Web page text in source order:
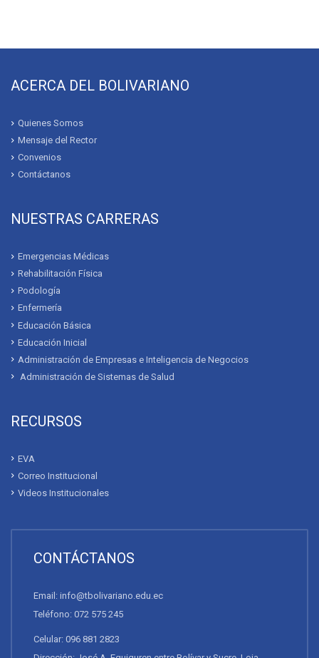
ACERCA DEL BOLIVARIANO
Quienes Somos
Mensaje del Rector
Convenios
Contáctanos
NUESTRAS CARRERAS
Emergencias Médicas
Rehabilitación Física
Podología
Enfermería
Educación Básica
Educación Inicial
Administración de Empresas e Inteligencia de Negocios
Administración de Sistemas de Salud
RECURSOS
EVA
Correo Institucional
Videos Institucionales
CONTÁCTANOS
Email: info@tbolivariano.edu.ec
Teléfono: 072 575 245
Celular: 096 881 2823